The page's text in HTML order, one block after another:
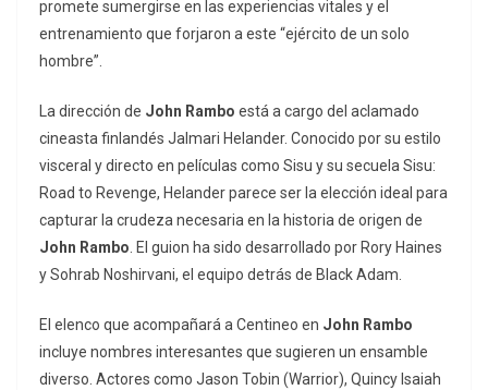
promete sumergirse en las experiencias vitales y el
entrenamiento que forjaron a este “ejército de un solo
hombre”.
La dirección de John Rambo está a cargo del aclamado
cineasta finlandés Jalmari Helander. Conocido por su estilo
visceral y directo en películas como Sisu y su secuela Sisu:
Road to Revenge, Helander parece ser la elección ideal para
capturar la crudeza necesaria en la historia de origen de
John Rambo . El guion ha sido desarrollado por Rory Haines
y Sohrab Noshirvani, el equipo detrás de Black Adam
El elenco que acompañará a Centineo en John Rambo
incluye nombres interesantes que sugieren un ensamble
diverso. Actores como Jason Tobin (Warrior), Quincy Isaiah